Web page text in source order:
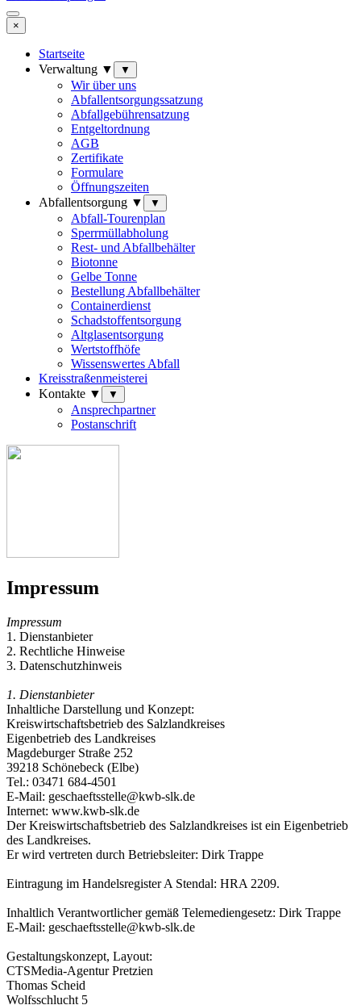
×
Startseite
Verwaltung ▼
▼
Wir über uns
Abfallentsorgungssatzung
Abfallgebührensatzung
Entgeltordnung
AGB
Zertifikate
Formulare
Öffnungszeiten
Abfallentsorgung ▼
▼
Abfall-Tourenplan
Sperrmüllabholung
Rest- und Abfallbehälter
Biotonne
Gelbe Tonne
Bestellung Abfallbehälter
Containerdienst
Schadstoffentsorgung
Altglasentsorgung
Wertstoffhöfe
Wissenswertes Abfall
Kreisstraßenmeisterei
Kontakte ▼
▼
Ansprechpartner
Postanschrift
Impressum
Impressum
1. Dienstanbieter
2. Rechtliche Hinweise
3. Datenschutzhinweis
1. Dienstanbieter
Inhaltliche Darstellung und Konzept:
Kreiswirtschaftsbetrieb des Salzlandkreises
Eigenbetrieb des Landkreises
Magdeburger Straße 252
39218 Schönebeck (Elbe)
Tel.: 03471 684-4501
E-Mail: geschaeftsstelle@kwb-slk.de
Internet: www.kwb-slk.de
Der Kreiswirtschaftsbetrieb des Salzlandkreises ist ein Eigenbetrieb
des Landkreises.
Er wird vertreten durch Betriebsleiter: Dirk Trappe
Eintragung im Handelsregister A Stendal: HRA 2209.
Inhaltlich Verantwortlicher gemäß Telemediengesetz: Dirk Trappe
E-Mail: geschaeftsstelle@kwb-slk.de
Gestaltungskonzept, Layout:
CTSMedia-Agentur Pretzien
Thomas Scheid
Wolfsschlucht 5